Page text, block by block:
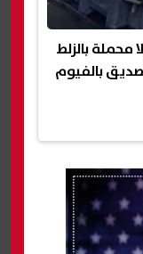
محملة بالزلط
بالفيوم